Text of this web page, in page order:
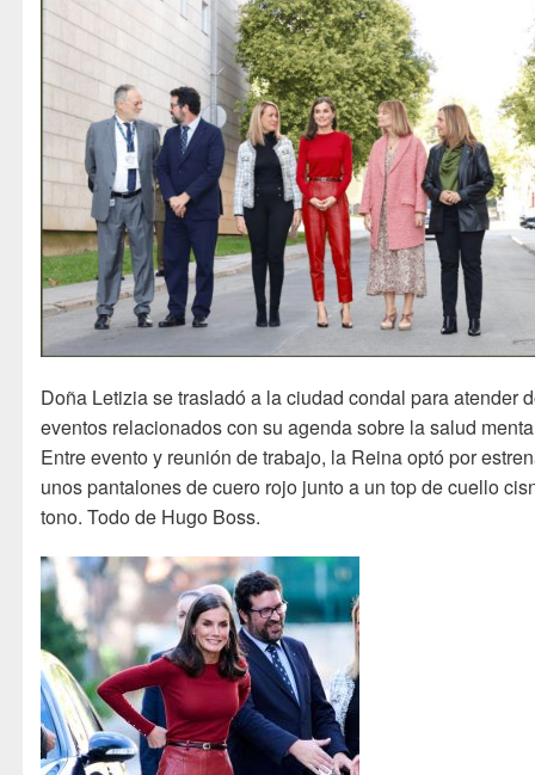
Doña Letizia se trasladó a la ciudad condal para atender
eventos relacionados con su agenda sobre la salud
Entre evento y reunión de trabajo, la Reina optó por
unos pantalones de cuero rojo junto a un top de cuello
tono. Todo de Hugo Boss.